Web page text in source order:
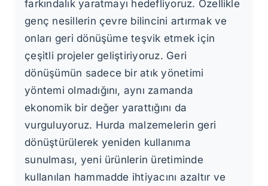
farkındalık yaratmayı hedefliyoruz. Özellikle
genç nesillerin çevre bilincini artırmak ve
onları geri dönüşüme teşvik etmek için
çeşitli projeler geliştiriyoruz. Geri
dönüşümün sadece bir atık yönetimi
yöntemi olmadığını, aynı zamanda
ekonomik bir değer yarattığını da
vurguluyoruz. Hurda malzemelerin geri
dönüştürülerek yeniden kullanıma
sunulması, yeni ürünlerin üretiminde
kullanılan hammadde ihtiyacını azaltır ve